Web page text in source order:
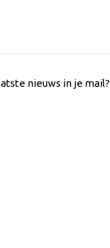
nieuws in je mail?